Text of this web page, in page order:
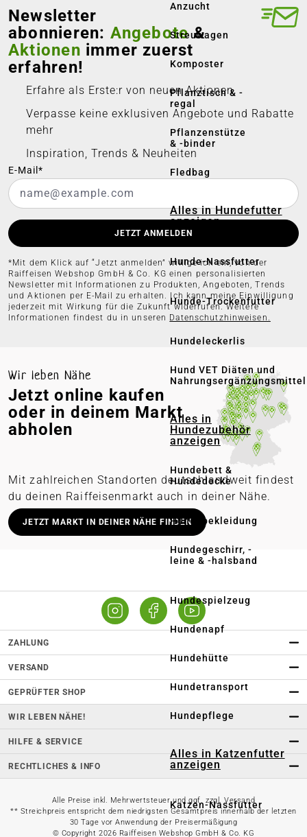
Anzucht
Streuwagen
Komposter
Pflanztisch & -
regal
Pflanzenstütze
& -binder
Fledbag
Alles in Hundefutter
anzeigen
Hunde-Nassfutter
Hunde-Trockenfutter
Hundeleckerlis
Hund VET Diäten und
Nahrungsergänzungsmittel
Alles in
Hundezubehör
anzeigen
Hundebett &
Hundedecke
Hundebekleidung
Hundegeschirr, -
leine & -halsband
Hundespielzeug
Hundenapf
Hundehütte
Hundetransport
Hundepflege
Alles in Katzenfutter
anzeigen
Katzen-Nassfutter
Newsletter
abonnieren: Angebote &
Aktionen immer zuerst
erfahren!
Erfahre als Erste:r von neuen Aktionen
Verpasse keine exklusiven Angebote und Rabatte
mehr
Inspiration, Trends & Neuheiten
E-Mail*
JETZT ANMELDEN
*Mit dem Klick auf “Jetzt anmelden” willige ich ein, von der
Raiffeisen Webshop GmbH & Co. KG einen personalisierten
Newsletter mit Informationen zu Produkten, Angeboten, Trends
und Aktionen per E-Mail zu erhalten. Ich kann meine Einwilligung
jederzeit mit Wirkung für die Zukunft widerrufen. Weitere
Informationen findest du in unseren Datenschutzhinweisen.
Wir leben Nähe
Jetzt online kaufen
oder in deinem Markt
abholen
Mit zahlreichen Standorten deutschlandweit findest
du deinen Raiffeisenmarkt auch in deiner Nähe.
Deutschlandweit stationäre Märkte
Lieferung in deinen Wunschmarkt
Persönliche Beratung vor Ort
JETZT MARKT IN DEINER NÄHE FINDEN
ZAHLUNG
VERSAND
GEPRÜFTER SHOP
WIR LEBEN NÄHE!
HILFE & SERVICE
RECHTLICHES & INFO
Alle Preise inkl. Mehrwertsteuer und ggf. zzgl. Versand
** Streichpreis entspricht dem niedrigsten Gesamtpreis innerhalb der letzten
30 Tage vor Anwendung der Preisermäßigung
© Copyright 2026 Raiffeisen Webshop GmbH & Co. KG